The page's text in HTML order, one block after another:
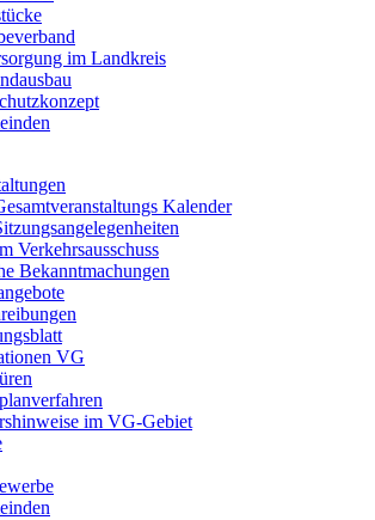
im Landkreis
Kalender
Verkehrsausschuss
Bekanntmachungen
VG
im VG-Gebiet